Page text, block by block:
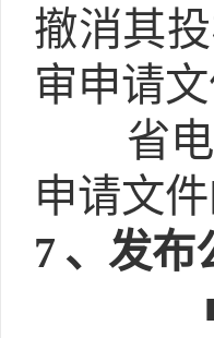
撤消其
审申请
省
申请文
7 、发布